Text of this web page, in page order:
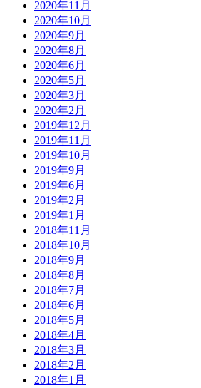
2020年11月
2020年10月
2020年9月
2020年8月
2020年6月
2020年5月
2020年3月
2020年2月
2019年12月
2019年11月
2019年10月
2019年9月
2019年6月
2019年2月
2019年1月
2018年11月
2018年10月
2018年9月
2018年8月
2018年7月
2018年6月
2018年5月
2018年4月
2018年3月
2018年2月
2018年1月